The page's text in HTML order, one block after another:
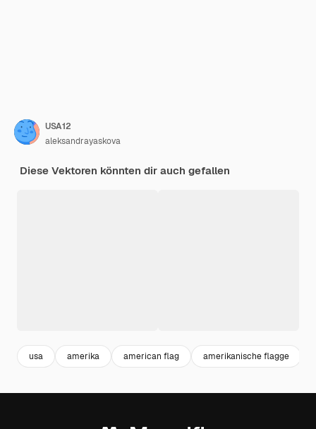
USA12
aleksandrayaskova
Diese Vektoren könnten dir auch gefallen
usa amerika american flag amerikanische flagge